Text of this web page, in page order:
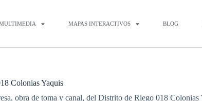
MAPAS INTERACTIVOS BLOG
Colonias Yaquis
obra de toma y canal, del Distrito de Riego 018 Colonias